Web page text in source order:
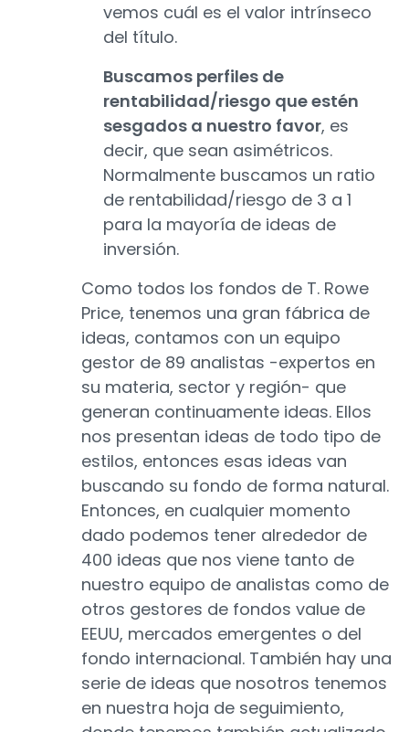
vemos cuál es el valor intrínseco
del título.
Buscamos perfiles de
rentabilidad/riesgo que estén
sesgados a nuestro favor, es
decir, que sean asimétricos.
Normalmente buscamos un ratio
de rentabilidad/riesgo de 3 a 1
para la mayoría de ideas de
inversión.
Como todos los fondos de T. Rowe
Price, tenemos una gran fábrica de
ideas, contamos con un equipo
gestor de 89 analistas -expertos en
su materia, sector y región- que
generan continuamente ideas. Ellos
nos presentan ideas de todo tipo de
estilos, entonces esas ideas van
buscando su fondo de forma natural.
Entonces, en cualquier momento
dado podemos tener alrededor de
400 ideas que nos viene tanto de
nuestro equipo de analistas como de
otros gestores de fondos value de
EEUU, mercados emergentes o del
fondo internacional. También hay una
serie de ideas que nosotros tenemos
en nuestra hoja de seguimiento,